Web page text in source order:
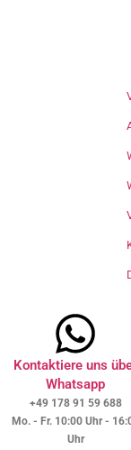
Kontaktiere uns
Whatsapp
+49 178 91 59 688
Mo. - Fr. 10:00 Uhr -
Uhr